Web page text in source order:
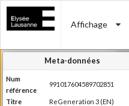
Affichage
Meta-données
Num
référence
991017604589702851
Titre
ReGeneration 3 (EN)